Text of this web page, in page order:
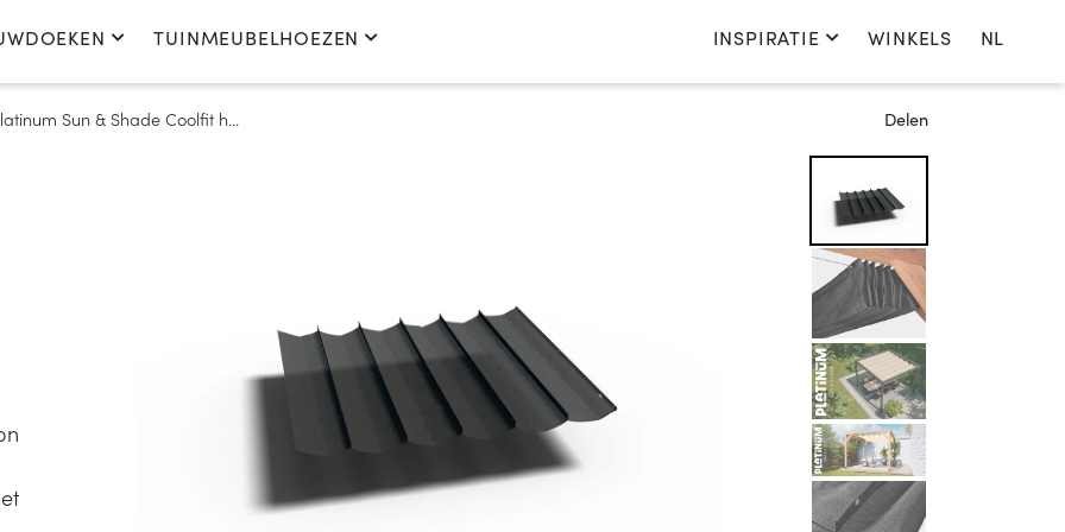
TUINMEUBELHOEZEN INSPIRATIE WINKELS NL
Nederlands
English
Français
Deutsch
Nederland
Kies je land
Sun & Shade Coolfit h... Delen